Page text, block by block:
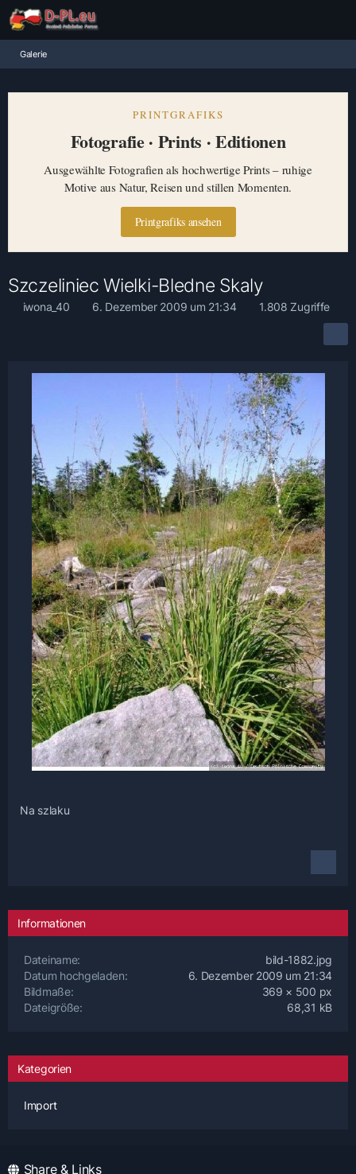
Galerie
PRINTGRAFIKS
Fotografie · Prints · Editionen
Ausgewählte Fotografien als hochwertige Prints – ruhige
Motive aus Natur, Reisen und stillen Momenten.
Printgrafiks ansehen
Szczeliniec Wielki-Bledne Skaly
iwona_40 6. Dezember 2009 um 21:34 1.808 Zugriffe
Na szlaku
Informationen
Dateiname
bild-1882.jpg
Datum hochgeladen
6. Dezember 2009 um 21:34
Bildmaße
369 × 500 px
Dateigröße
68,31 kB
Kategorien
Import
Share & Links